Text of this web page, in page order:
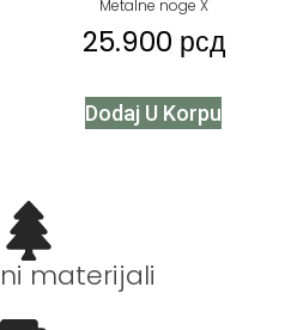
Metalne noge X
25.900 рсд
Dodaj U Korpu
materijali